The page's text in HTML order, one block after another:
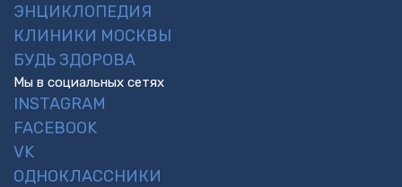
ЭНЦИКЛОПЕДИЯ
КЛИНИКИ МОСКВЫ
БУДЬ ЗДОРОВА
Мы в социальных сетях
INSTAGRAM
FACEBOOK
VK
ОДНОКЛАССНИКИ